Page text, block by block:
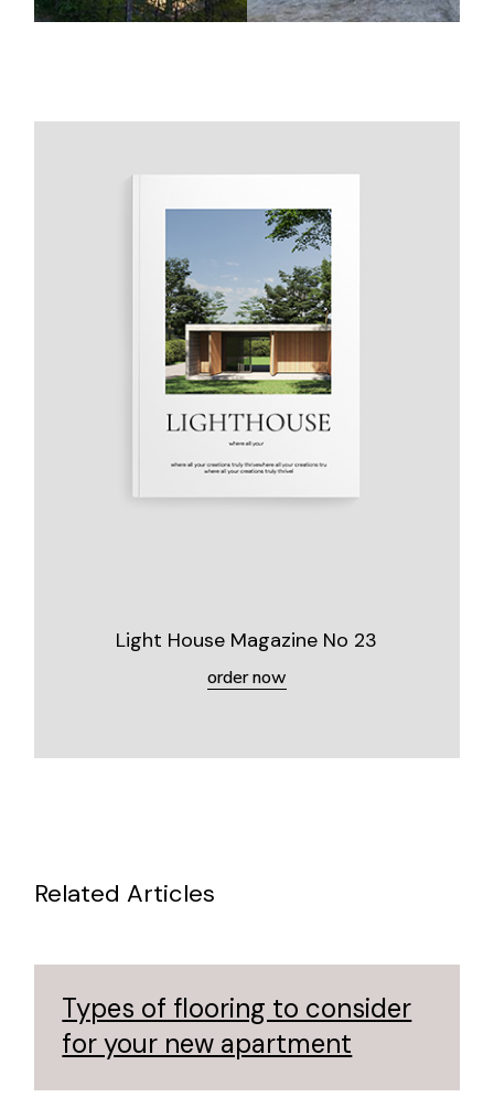
Light House Magazine No 23
order now
Related Articles
Types of flooring to consider
for your new apartment